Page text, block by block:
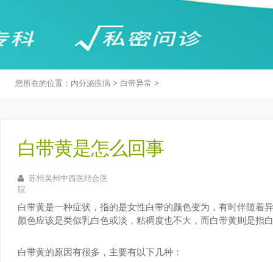
您所在的位置： 内分泌疾病 > 白带异常 >
白带黄是怎么回事
苏州吴州中西医结合医
院
白带黄是一种症状，指的是女性白带的颜色变为，有时伴随着
颜色应该是类似乳白色或淡，粘稠度也不大，而白带黄则是指
白带黄的原因有很多，主要有以下几种：